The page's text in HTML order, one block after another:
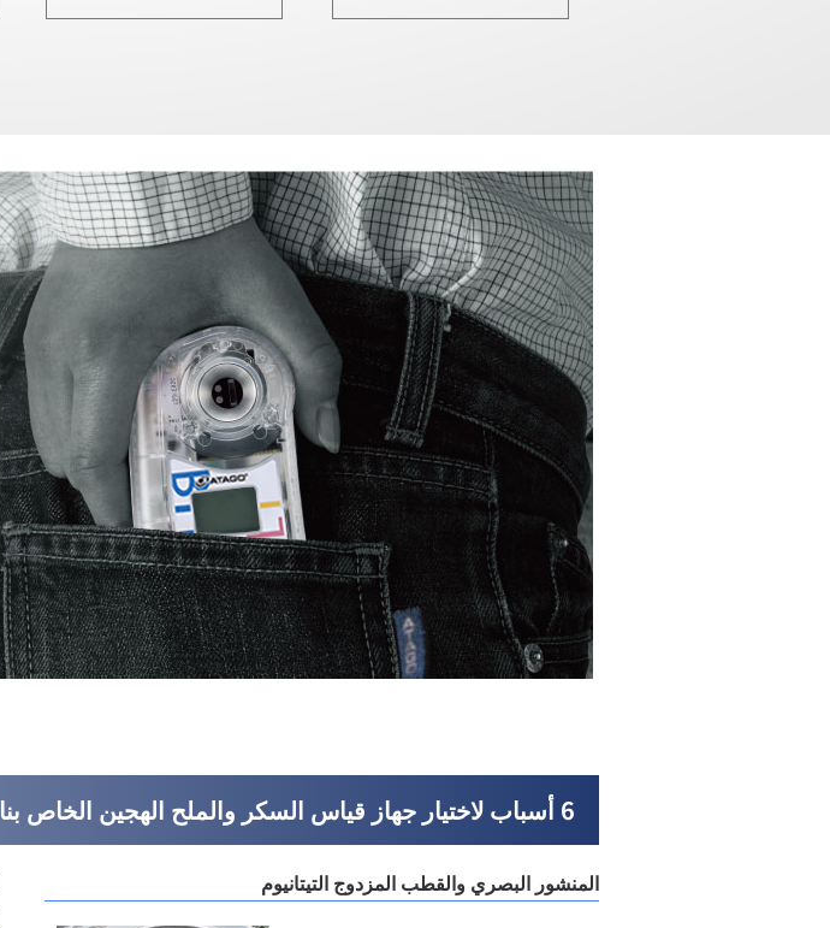
6 أسباب لاختيار جهاز قياس السكر والملح الهجين الخاص بنا
المنشور البصري والقطب المزدوج التيتانيوم